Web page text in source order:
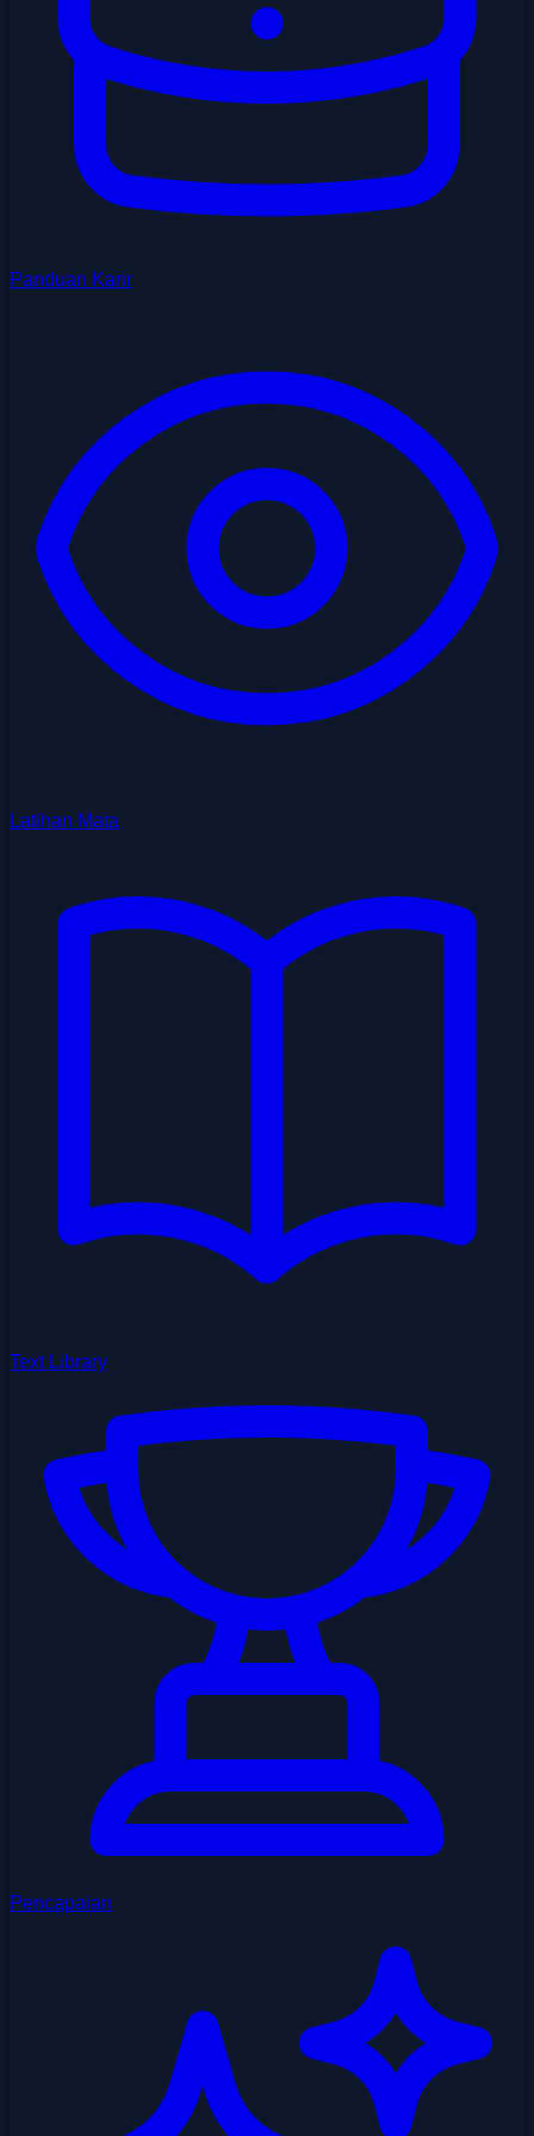
Panduan Karir
Latihan Mata
Text Library
Pencapaian